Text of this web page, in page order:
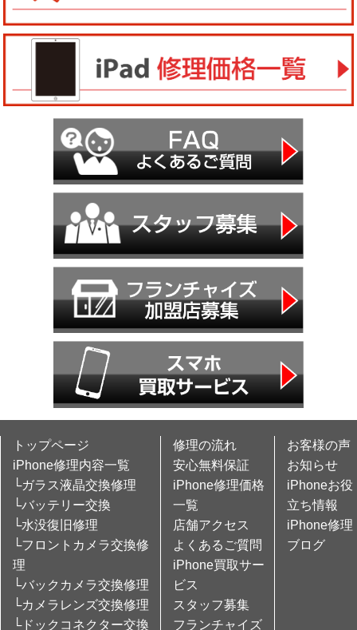
トップページ
iPhone修理内容一覧
└ガラス液晶交換修理
└バッテリー交換
└水没復旧修理
└フロントカメラ交換修
理
└バックカメラ交換修理
└カメラレンズ交換修理
└ドックコネクター交換
修理の流れ
安心無料保証
iPhone修理価格
一覧
店舗アクセス
よくあるご質問
iPhone買取サー
ビス
スタッフ募集
フランチャイズ
お客様の声
お知らせ
iPhoneお役
立ち情報
iPhone修理
ブログ